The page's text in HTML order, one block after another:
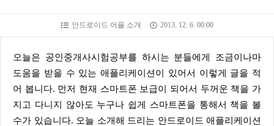
안드로이드 어플 소개 2013. 12. 6. 00:00
오늘은 공인중개사시험공부를 하시는 분들에게 조금이나마
도움을 받을 수 있는 애플리케이션이 있어서 이렇게 글을 적
어 봅니다. 먼저 현재 스마트폰 보급이 되어서 두꺼운 책을 가
지고 다니지 않아도 누구나 쉽게 스마트폰을 통해서 책을 볼
수가 있습니다. 오늘 소개해 드리는 안드로이드 애플리케이션